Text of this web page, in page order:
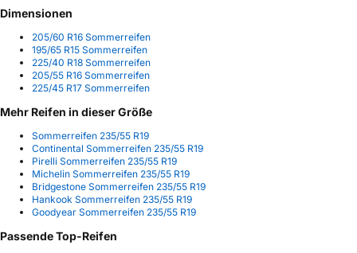
Dimensionen
205/60 R16 Sommerreifen
195/65 R15 Sommerreifen
225/40 R18 Sommerreifen
205/55 R16 Sommerreifen
225/45 R17 Sommerreifen
Mehr Reifen in dieser Größe
Sommerreifen 235/55 R19
Continental Sommerreifen 235/55 R19
Pirelli Sommerreifen 235/55 R19
Michelin Sommerreifen 235/55 R19
Bridgestone Sommerreifen 235/55 R19
Hankook Sommerreifen 235/55 R19
Goodyear Sommerreifen 235/55 R19
Passende Top-Reifen